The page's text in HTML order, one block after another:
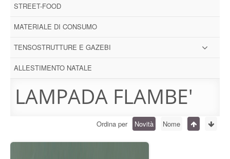
STREET-FOOD
MATERIALE DI CONSUMO
TENSOSTRUTTURE E GAZEBI
ALLESTIMENTO NATALE
LAMPADA FLAMBE'
Ordina per Novità Nome